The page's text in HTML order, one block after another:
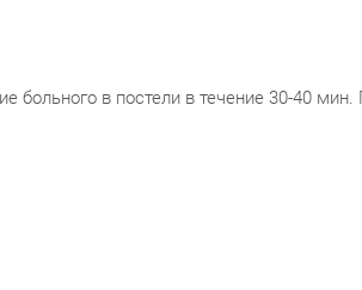
в постели в течение 30-40